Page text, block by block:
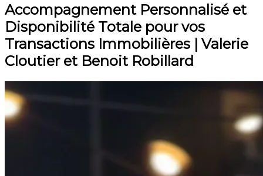
Accompagnement Personnalisé et
Disponibilité Totale pour vos
Transactions Immobilières | Valerie
Cloutier et Benoit Robillard